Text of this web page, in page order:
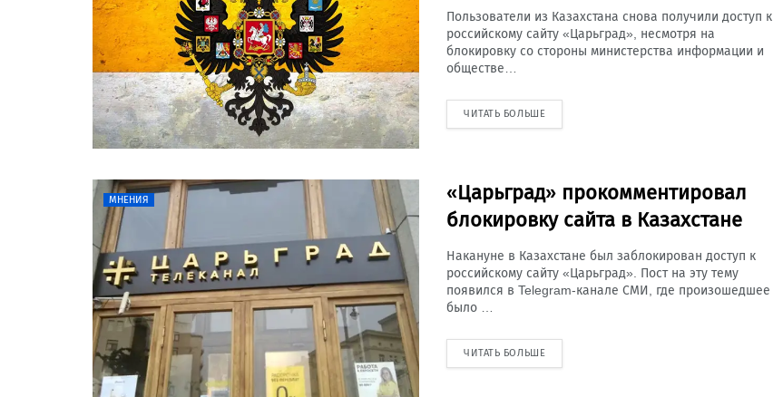
Пользователи из Казахстана снова получили доступ к
российскому сайту «Царьград», несмотря на
блокировку со стороны министерства информации и
обществе…
ЧИТАТЬ БОЛЬШЕ
МНЕНИЯ
«Царьград» прокомментировал
блокировку сайта в Казахстане
Накануне в Казахстане был заблокирован доступ к
российскому сайту «Царьград». Пост на эту тему
появился в Telegram-канале СМИ, где произошедшее
было …
ЧИТАТЬ БОЛЬШЕ